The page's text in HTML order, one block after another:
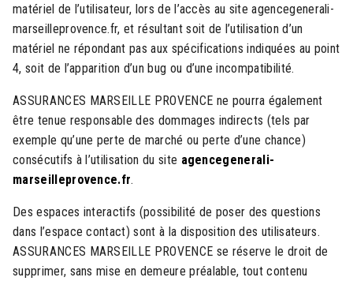
matériel de l’utilisateur, lors de l’accès au site agencegenerali-
marseilleprovence.fr, et résultant soit de l’utilisation d’un
matériel ne répondant pas aux spécifications indiquées au point
4, soit de l’apparition d’un bug ou d’une incompatibilité.
ASSURANCES MARSEILLE PROVENCE ne pourra également
être tenue responsable des dommages indirects (tels par
exemple qu’une perte de marché ou perte d’une chance)
consécutifs à l’utilisation du site agencegenerali-
marseilleprovence.fr.
Des espaces interactifs (possibilité de poser des questions
dans l’espace contact) sont à la disposition des utilisateurs.
ASSURANCES MARSEILLE PROVENCE se réserve le droit de
supprimer, sans mise en demeure préalable, tout contenu